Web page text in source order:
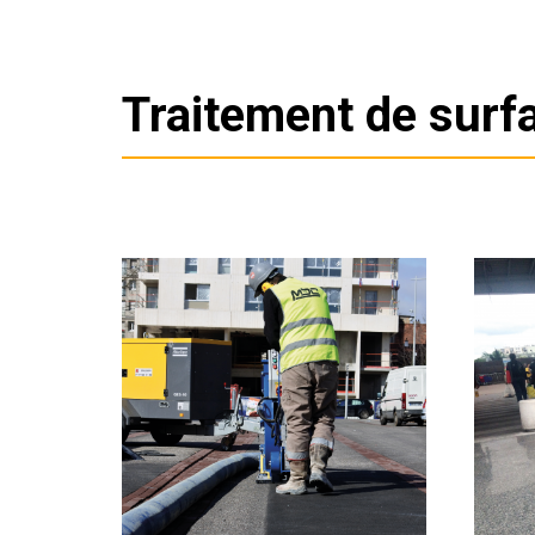
Traitement de